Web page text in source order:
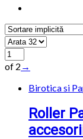
of 2 →
Birotica si
Roller